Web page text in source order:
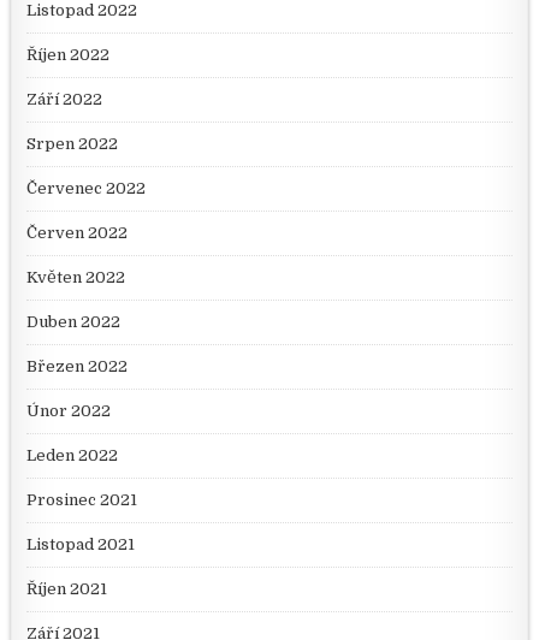
Listopad 2022
Říjen 2022
Září 2022
Srpen 2022
Červenec 2022
Červen 2022
Květen 2022
Duben 2022
Březen 2022
Únor 2022
Leden 2022
Prosinec 2021
Listopad 2021
Říjen 2021
Září 2021